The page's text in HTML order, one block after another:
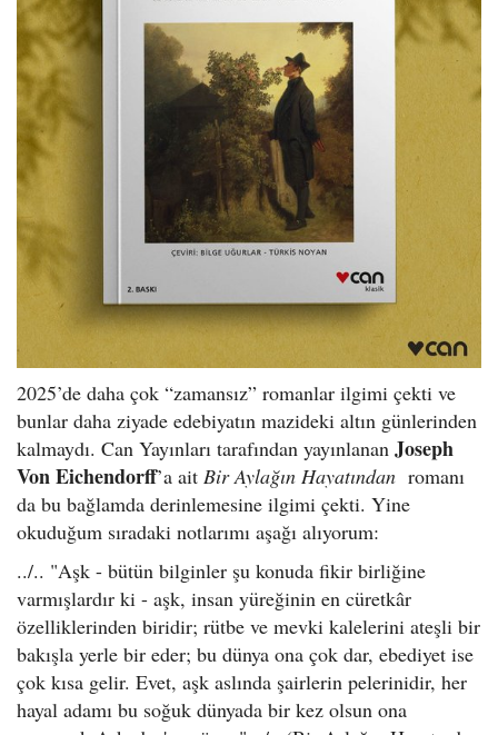
2025’de daha çok “zamansız” romanlar ilgimi çekti ve
bunlar daha ziyade edebiyatın mazideki altın günlerinden
kalmaydı. Can Yayınları tarafından yayınlanan Joseph
Von Eichendorff’a ait Bir Aylağın Hayatından romanı
da bu bağlamda derinlemesine ilgimi çekti. Yine
okuduğum sıradaki notlarımı aşağı alıyorum:
../.. "Aşk - bütün bilginler şu konuda fikir birliğine
varmışlardır ki - aşk, insan yüreğinin en cüretkâr
özelliklerinden biridir; rütbe ve mevki kalelerini ateşli bir
bakışla yerle bir eder; bu dünya ona çok dar, ebediyet ise
çok kısa gelir. Evet, aşk aslında şairlerin pelerinidir, her
hayal adamı bu soğuk dünyada bir kez olsun ona